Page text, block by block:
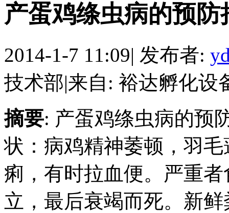
产蛋鸡绦虫病的预防
2014-1-7 11:09| 发布者:
技术部|来自: 裕达孵化设
摘要: 产蛋鸡绦虫病的预
状：病鸡精神萎顿，羽
痢，有时拉血便。严重
立，最后衰竭而死。新